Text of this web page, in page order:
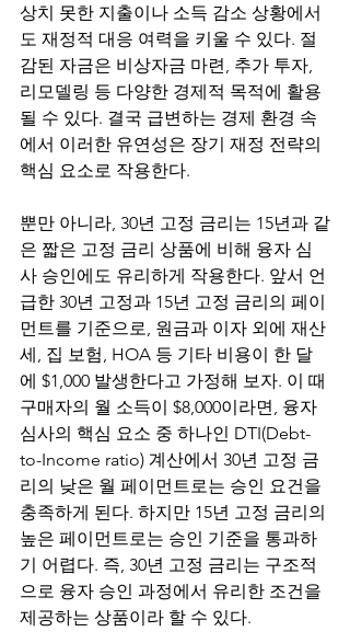
상치 못한 지출이나 소득 감소 상황에서
도 재정적 대응 여력을 키울 수 있다. 절
감된 자금은 비상자금 마련, 추가 투자,
리모델링 등 다양한 경제적 목적에 활용
될 수 있다. 결국 급변하는 경제 환경 속
에서 이러한 유연성은 장기 재정 전략의
핵심 요소로 작용한다.
뿐만 아니라, 30년 고정 금리는 15년과 같
은 짧은 고정 금리 상품에 비해 융자 심
사 승인에도 유리하게 작용한다. 앞서 언
급한 30년 고정과 15년 고정 금리의 페이
먼트를 기준으로, 원금과 이자 외에 재산
세, 집 보험, HOA 등 기타 비용이 한 달
에 $1,000 발생한다고 가정해 보자. 이 때
구매자의 월 소득이 $8,000이라면, 융자
심사의 핵심 요소 중 하나인 DTI(Debt-
to-Income ratio) 계산에서 30년 고정 금
리의 낮은 월 페이먼트로는 승인 요건을
충족하게 된다. 하지만 15년 고정 금리의
높은 페이먼트로는 승인 기준을 통과하
기 어렵다. 즉, 30년 고정 금리는 구조적
으로 융자 승인 과정에서 유리한 조건을
제공하는 상품이라 할 수 있다.